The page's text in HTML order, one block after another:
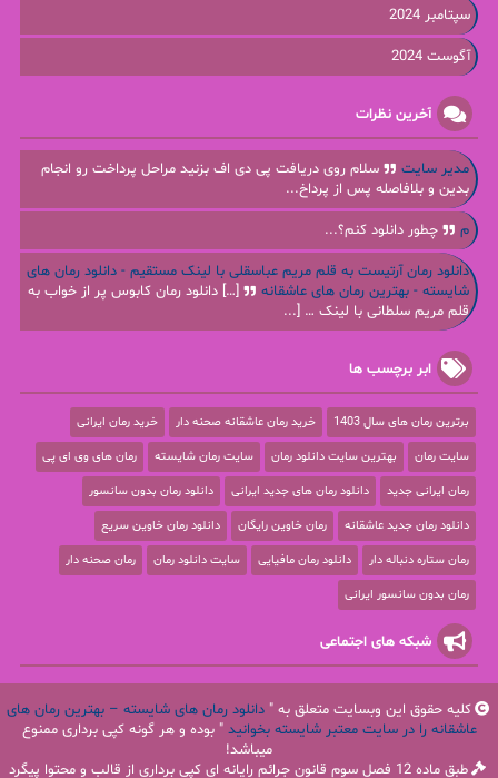
سپتامبر 2024
آگوست 2024
آخرین نظرات
مدیر سایت
سلام روی دریافت پی دی اف بزنید مراحل پرداخت رو انجام
بدین و بلافاصله پس از پرداخ...
م چطور دانلود کنم؟...
دانلود رمان آرتیست به قلم مریم عباسقلی با لینک مستقیم - دانلود رمان های
شایسته - بهترین رمان های عاشقانه
[…] دانلود رمان کابوس پر از خواب به
قلم مریم سلطانی با لینک … [...
ابر برچسب ها
برترین رمان های سال 1403 خرید رمان عاشقانه صحنه دار خرید رمان ایرانی
سایت رمان بهترین سایت دانلود رمان سایت رمان شایسته رمان های وی ای پی
رمان ایرانی جدید دانلود رمان های جدید ایرانی دانلود رمان بدون سانسور
دانلود رمان جدید عاشقانه رمان خاوین رایگان دانلود رمان خاوین سریع
رمان ستاره دنباله دار دانلود رمان مافیایی سایت دانلود رمان رمان صحنه دار
رمان بدون سانسور ایرانی
شبکه های اجتماعی
کلیه حقوق این وبسایت متعلق به "دانلود رمان های شایسته – بهترین رمان های
عاشقانه را در سایت معتبر شایسته بخوانید " بوده و هر گونه کپی برداری ممنوع
میباشد!
طبق ماده 12 فصل سوم قانون جرائم رایانه ای کپی برداری از قالب و محتوا پیگرد